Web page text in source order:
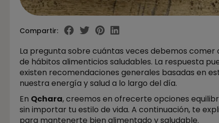
Compartir:
La pregunta sobre cuántas veces debemos
de hábitos alimenticios saludables. La respuesta
existen recomendaciones generales basadas en
nuestra energía y salud a lo largo del día.
En Qchara, creemos en ofrecerte opciones
sin importar tu estilo de vida. A continuación, te
para mantenerte bien alimentado y saludable.